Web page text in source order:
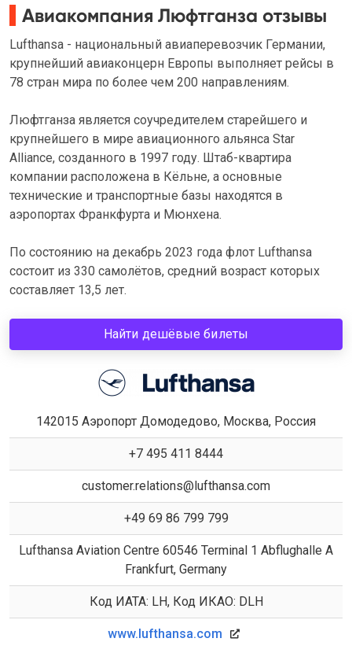
Авиакомпания Люфтганза отзывы
Lufthansa - национальный авиаперевозчик Германии,
крупнейший авиаконцерн Европы выполняет рейсы в
78 стран мира по более чем 200 направлениям.
Люфтганза является соучредителем старейшего и
крупнейшего в мире авиационного альянса Star
Alliance, созданного в 1997 году. Штаб-квартира
компании расположена в Кёльне, а основные
технические и транспортные базы находятся в
аэропортах Франкфурта и Мюнхена.
По состоянию на декабрь 2023 года флот Lufthansa
состоит из 330 самолётов, средний возраст которых
составляет 13,5 лет.
Найти дешёвые билеты
142015 Аэропорт Домодедово, Москва, Россия
+7 495 411 8444
customer.relations@lufthansa.com
+49 69 86 799 799
Lufthansa Aviation Centre 60546 Terminal 1 Abflughalle A
Frankfurt, Germany
Код ИАТА: LH, Код ИКАО: DLH
www.lufthansa.com